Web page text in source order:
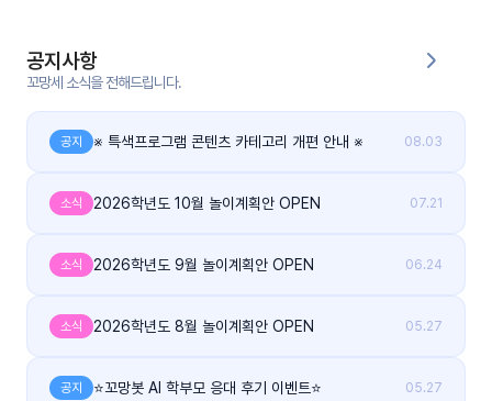
그
공지사항
꼬망세 소식을 전해드립니다.
공지 ※ 특색프로그램 콘텐츠 카테고리 개편 안내 ※ 08.03
소식 2026학년도 10월 놀이계획안 OPEN 07.21
소식 2026학년도 9월 놀이계획안 OPEN 06.24
소식 2026학년도 8월 놀이계획안 OPEN 05.27
공지 ⭐꼬망봇 AI 학부모 응대 후기 이벤트⭐ 05.27